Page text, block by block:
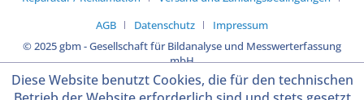
AGB
Datenschutz
Impressum
© 2025 gbm - Gesellschaft für Bildanalyse und Messwerterfassung
mbH
Diese Website benutzt Cookies, die für den technischen